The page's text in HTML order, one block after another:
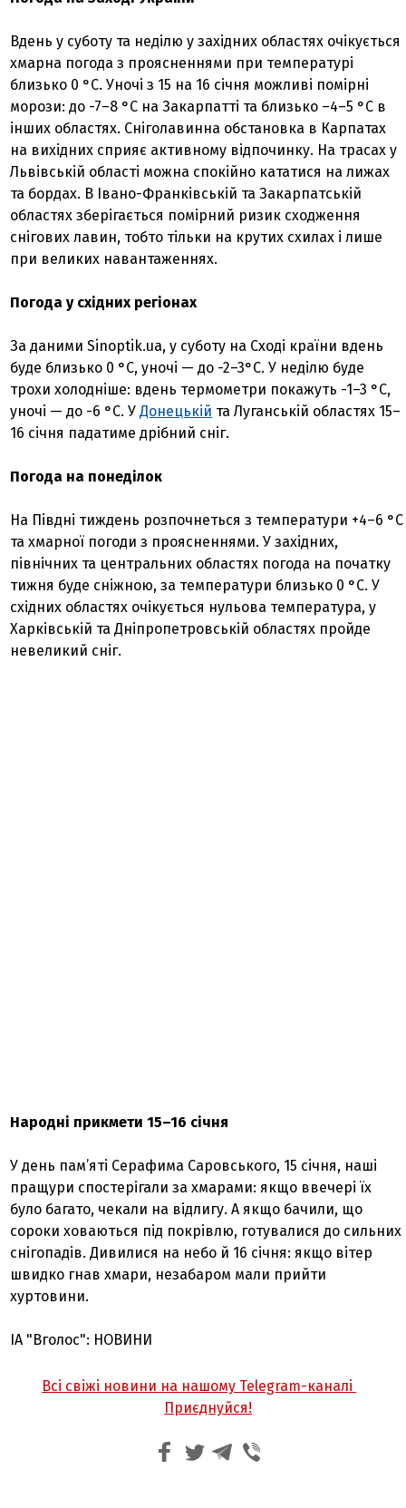
Вдень у суботу та неділю у західних областях очікується
хмарна погода з проясненнями при температурі
близько 0 °С. Уночі з 15 на 16 січня можливі помірні
морози: до -7–8 °С на Закарпатті та близько –4–5 °С в
інших областях. Сніголавинна обстановка в Карпатах
на вихідних сприяє активному відпочинку. На трасах у
Львівській області можна спокійно кататися на лижах
та бордах. В Івано-Франківській та Закарпатській
областях зберігається помірний ризик сходження
снігових лавин, тобто тільки на крутих схилах і лише
при великих навантаженнях.
Погода у східних регіонах
За даними Sinoptik.ua, у суботу на Сході країни вдень
буде близько 0 °С, уночі — до -2–3°С. У неділю буде
трохи холодніше: вдень термометри покажуть -1–3 °С,
уночі — до -6 °С. УДонецькій та Луганській областях 15–
16 січня падатиме дрібний сніг.
Погода на понеділок
На Півдні тиждень розпочнеться з температури +4–6 °С
та хмарної погоди з проясненнями. У західних,
північних та центральних областях погода на початку
тижня буде сніжною, за температури близько 0 °С. У
східних областях очікується нульова температура, у
Харківській та Дніпропетровській областях пройде
невеликий сніг.
Народні прикмети 15–16 січня
У день пам’яті Серафима Саровського, 15 січня, наші
пращури спостерігали за хмарами: якщо ввечері їх
було багато, чекали на відлигу. А якщо бачили, що
сороки ховаються під покрівлю, готувалися до сильних
снігопадів. Дивилися на небо й 16 січня: якщо вітер
швидко гнав хмари, незабаром мали прийти
хуртовини.
ІА "Вголос": НОВИНИ
Всі свіжі новини на нашому Telegram-каналі
Приєднуйся!